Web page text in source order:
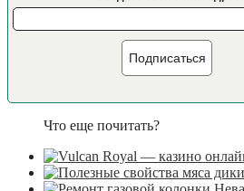
Подписаться
Что еще почитать?